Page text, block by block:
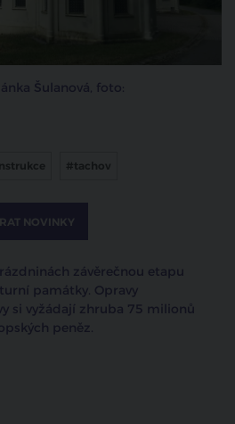
Šulanová, foto:
#tachov
NOVINKY
závěrečnou etapu
památky. Opravy
si vyžádají zhruba 75 milionů
peněz.